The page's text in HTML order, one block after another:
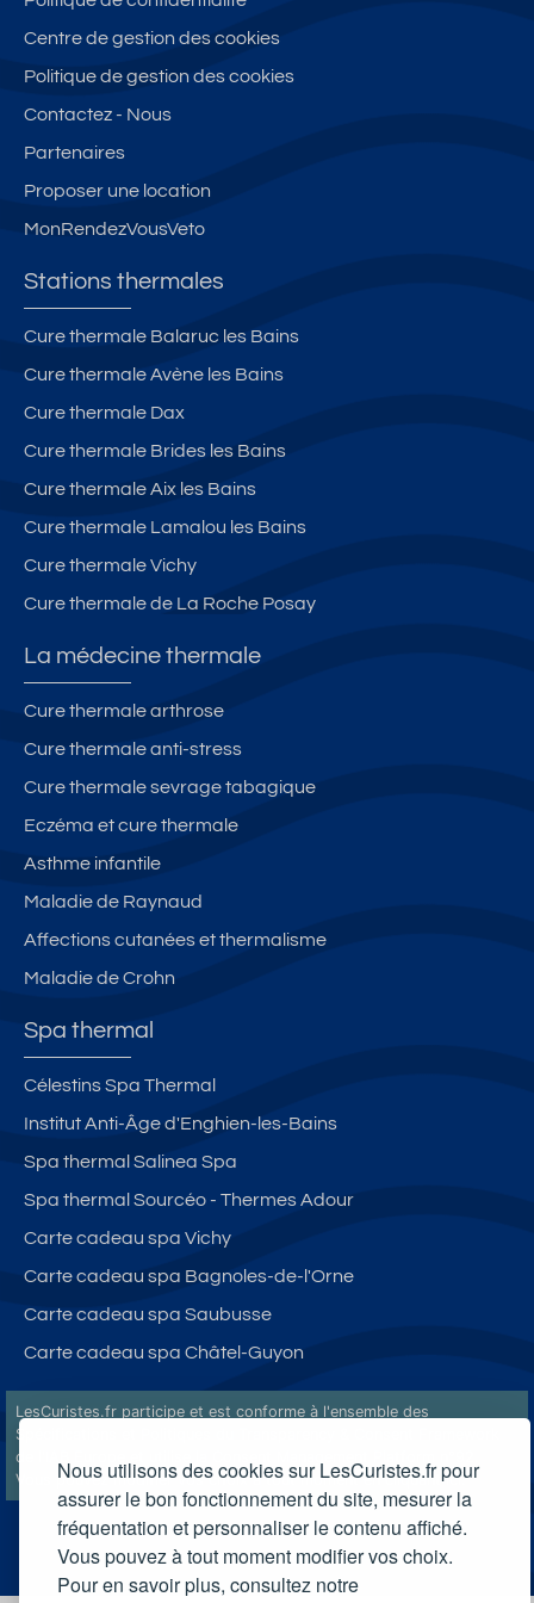
Nous utilisons des cookies sur LesCuristes.fr pour
assurer le bon fonctionnement du site, mesurer la
fréquentation et personnaliser le contenu affiché.
Vous pouvez à tout moment modifier vos choix.
Pour en savoir plus, consultez notre
e
C
A
B
O
-
E
S-
AI
S
Centre de gestion des cookies
Politique de gestion des cookies
Contactez - Nous
Partenaires
Proposer une location
MonRendezVousVeto
Stations thermales
Cure thermale Balaruc les Bains
Cure thermale Avène les Bains
Cure thermale Dax
Cure thermale Brides les Bains
Cure thermale Aix les Bains
Cure thermale Lamalou les Bains
Cure thermale Vichy
Cure thermale de La Roche Posay
La médecine thermale
Cure thermale arthrose
Cure thermale anti-stress
Cure thermale sevrage tabagique
Eczéma et cure thermale
Asthme infantile
Maladie de Raynaud
Affections cutanées et thermalisme
Maladie de Crohn
Spa thermal
Célestins Spa Thermal
Institut Anti-Âge d'Enghien-les-Bains
Spa thermal Salinea Spa
Spa thermal Sourcéo - Thermes Adour
Carte cadeau spa Vichy
Carte cadeau spa Bagnoles-de-l'Orne
Carte cadeau spa Saubusse
Carte cadeau spa Châtel-Guyon
LesCuristes.fr participe et est conforme à l'ensemble des
Spécifications et Politiques du Transparency & Consent Framework
de l'IAB Europe et utilise la Consent Management Platform n°92.
Vous pouvez modifier vos choix à tout moment encliquant ici.